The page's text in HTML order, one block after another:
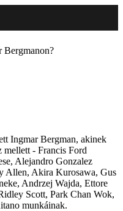
Bergmanon?
Ingmar Bergman, akinek
- Francis Ford
Alejandro Gonzalez
Allen, Akira Kurosawa, Gus
Andrzej Wajda, Ettore
Scott, Park Chan Wok,
munkáinak.